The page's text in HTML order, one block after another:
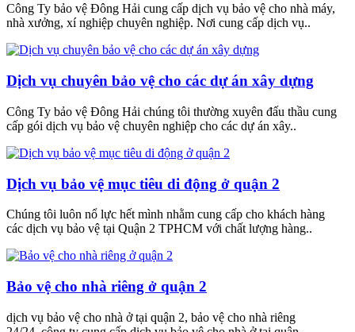
Công Ty bảo vệ Đông Hải cung cấp dịch vụ bảo vệ cho nhà máy,
nhà xưởng, xí nghiệp chuyên nghiệp. Nơi cung cấp dịch vụ..
Dịch vụ chuyên bảo vệ cho các dự án xây dựng
Công Ty bảo vệ Đông Hải chúng tôi thường xuyên đấu thầu cung
cấp gói dịch vụ bảo vệ chuyên nghiệp cho các dự án xây..
Dịch vụ bảo vệ mục tiêu di động ở quận 2
Chúng tôi luôn nổ lực hết mình nhằm cung cấp cho khách hàng
các dịch vụ bảo vệ tại Quận 2 TPHCM với chất lượng hàng..
Bảo vệ cho nhà riêng ở quận 2
dịch vụ bảo vệ cho nhà ở tại quận 2, bảo vệ cho nhà riêng